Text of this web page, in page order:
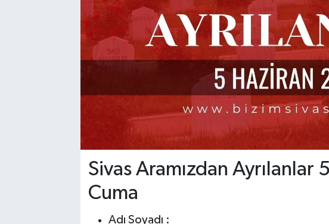
Sivas Aramızdan Ayrılanlar
Cuma
Adı Soyadı :